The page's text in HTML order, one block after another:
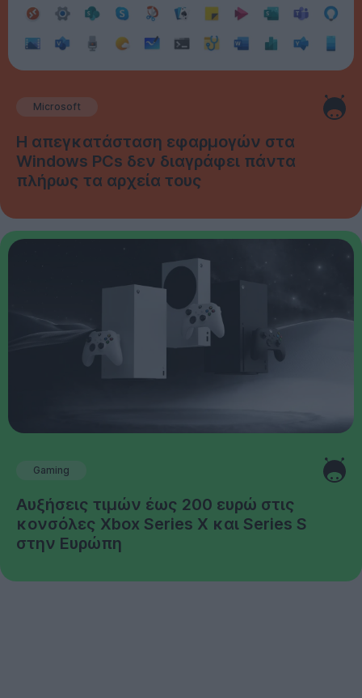
Microsoft
Η απεγκατάσταση εφαρμογών στα
Windows PCs δεν διαγράφει πάντα
πλήρως τα αρχεία τους
Gaming
Αυξήσεις τιμών έως 200 ευρώ στις
κονσόλες Xbox Series X και Series S
στην Ευρώπη